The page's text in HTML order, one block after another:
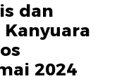
dan
Kanyuara
2024